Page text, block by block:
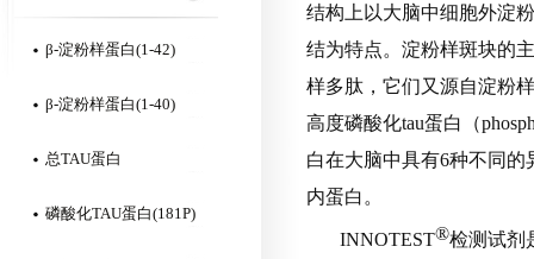
β-淀粉样蛋白(1-42)
β-淀粉样蛋白(1-40)
总TAU蛋白
磷酸化TAU蛋白(181P)
结构上以大脑中细胞外淀
结为特点。淀粉样斑块的
样多肽，它们又源自淀粉
高度磷酸化tau蛋白（
白在大脑中具有6种不同的
内蛋白。
INNOTEST®检测试剂